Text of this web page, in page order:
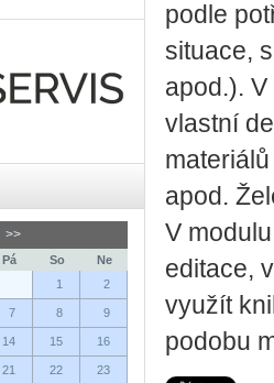
>>
Pá So
Ne
1
2
7 8 9
14 15 16
21 22 23
podle
situace,
apod.).
vlastní
apod.
V
editace,
využít
podobu